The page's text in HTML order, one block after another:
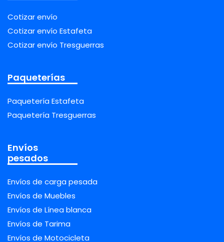
Cotizar envío
Cotizar envío Estafeta
Cotizar envío Tresguerras
Paqueterías
Paquetería Estafeta
Paquetería Tresguerras
Envíos
pesados
Envíos de carga pesada
Envíos de Muebles
Envíos de Línea blanca
Envíos de Tarima
Envíos de Motocicleta